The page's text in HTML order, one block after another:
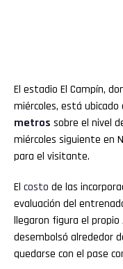
El estadio El Campín,
miércoles, está ubicado
metros sobre el nivel
miércoles siguiente en
para el visitante.
El costo de las
evaluación del
llegaron figura el propio
desembolsó alrededor
quedarse con el pase